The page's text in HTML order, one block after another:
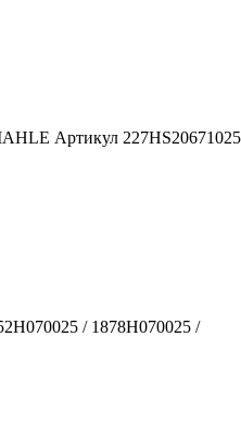
Артикул
/ 1878H070025 /